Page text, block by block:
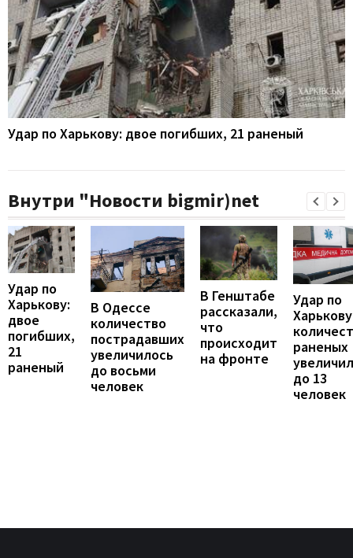
Удар по Харькову: двое погибших, 21 раненый
Внутри "Новости bigmir)net
Удар по
Харькову:
двое
погибших,
21
раненый
В Одессе
количество
пострадавших
увеличилось
до восьми
человек
В Генштабе
рассказали,
что
происходит
на фронте
Удар по
раненых
до 13
человек